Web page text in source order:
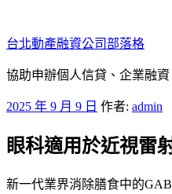
至
主
要
容
台北動產融資公司部落格
協助申辦個人信貸、企業融
發
於
2025 年 9 月 9 日 作者: admin
眼科適用於近視雷
新一代業界消除膳食中的